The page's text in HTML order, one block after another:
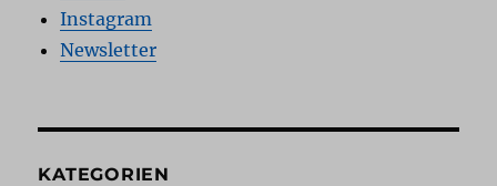
Instagram
Newsletter
KATEGORIEN